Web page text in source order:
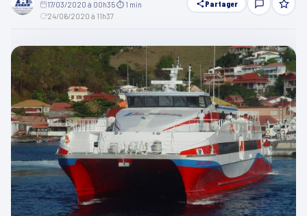
17/03/2020 à 00h35⏱ 1 min
24/06/2020 à 11h37
Partager